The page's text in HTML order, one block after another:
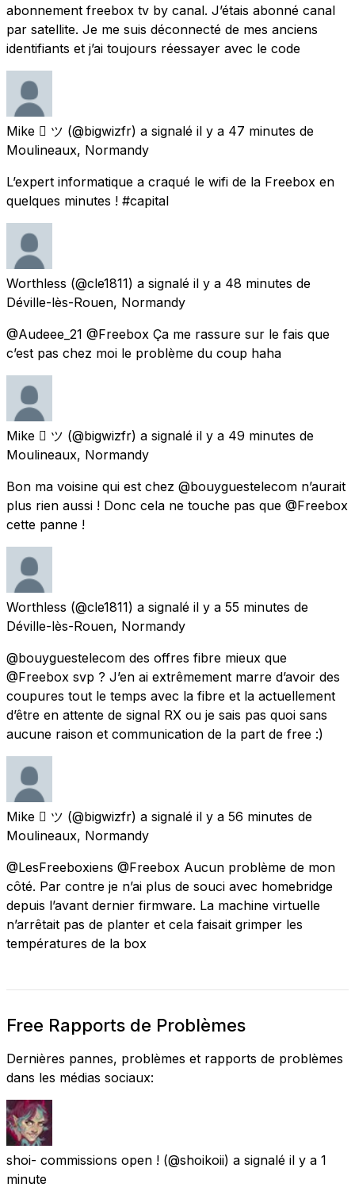
abonnement freebox tv by canal. J’étais abonné canal
par satellite. Je me suis déconnecté de mes anciens
identifiants et j’ai toujours réessayer avec le code
Mike  ツ (@bigwizfr) a signalé il y a 47 minutes de
Moulineaux, Normandy
L’expert informatique a craqué le wifi de la Freebox en
quelques minutes ! #capital
Worthless (@cle1811) a signalé il y a 48 minutes de
Déville-lès-Rouen, Normandy
@Audeee_21 @Freebox Ça me rassure sur le fais que
c’est pas chez moi le problème du coup haha
Mike  ツ (@bigwizfr) a signalé il y a 49 minutes de
Moulineaux, Normandy
Bon ma voisine qui est chez @bouyguestelecom n’aurait
plus rien aussi ! Donc cela ne touche pas que @Freebox
cette panne !
Worthless (@cle1811) a signalé il y a 55 minutes de
Déville-lès-Rouen, Normandy
@bouyguestelecom des offres fibre mieux que
@Freebox svp ? J’en ai extrêmement marre d’avoir des
coupures tout le temps avec la fibre et la actuellement
d’être en attente de signal RX ou je sais pas quoi sans
aucune raison et communication de la part de free :)
Mike  ツ (@bigwizfr) a signalé il y a 56 minutes de
Moulineaux, Normandy
@LesFreeboxiens @Freebox Aucun problème de mon
côté. Par contre je n’ai plus de souci avec homebridge
depuis l’avant dernier firmware. La machine virtuelle
n’arrêtait pas de planter et cela faisait grimper les
températures de la box
Free Rapports de Problèmes
Dernières pannes, problèmes et rapports de problèmes
dans les médias sociaux:
shoi- commissions open ! (@shoikoii) a signalé il y a 1
minute